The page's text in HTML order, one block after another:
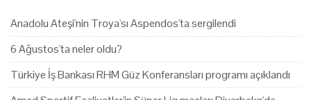
Anadolu Ateşi'nin Troya'sı Aspendos'ta sergilendi
6 Ağustos'ta neler oldu?
Türkiye İş Bankası RHM Güz Konferansları programı açıklandı